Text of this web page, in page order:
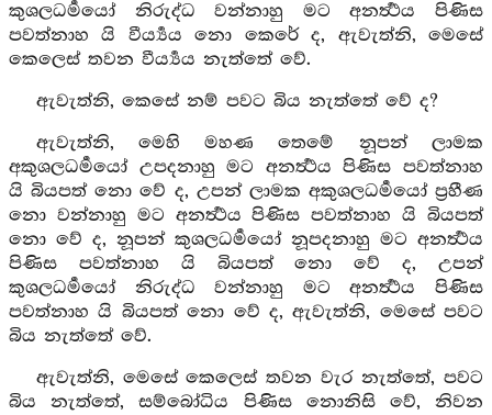
කුශලධර්‍මයෝ නිරුද්ධ වන්නාහු මට අනර්‍ත්‍ථය පිණිස
පවත්නාහ යි වීර්‍ය්‍යය නො කෙරේ ද, ඇවැත්නි, මෙසේ
කෙලෙස් තවන වීර්‍ය්‍යය නැත්තේ වේ.
ඇවැත්නි, කෙසේ නම් පවට බිය නැත්තේ වේ ද?
ඇවැත්නි, මෙහි මහණ තෙමේ නූපන් ලාමක
අකුශලධර්‍මයෝ උපදනාහු මට අනර්‍ත්‍ථය පිණිස පවත්නාහ
යි බියපත් නො වේ ද, උපන් ලාමක අකුශලධර්‍මයෝ ප්‍රහීණ
නො වන්නාහු මට අනර්‍ත්‍ථය පිණිස පවත්නාහ යි බියපත්
නො වේ ද, නූපන් කුශලධර්‍මයෝ නූපදනාහු මට අනර්‍ත්‍ථය
පිණිස පවත්නාහ යි බියපත් නො වේ ද, උපන්
කුශලධර්‍මයෝ නිරුද්ධ වන්නාහු මට අනර්‍ත්‍ථය පිණිස
පවත්නාහ යි බියපත් නො වේ ද, ඇවැත්නි, මෙසේ පවට
බිය නැත්තේ වේ.
ඇවැත්නි, මෙසේ කෙලෙස් තවන වැර නැත්තේ, පවට
බිය නැත්තේ, සම්බෝධිය පිණිස නොනිසි වේ, නිවන